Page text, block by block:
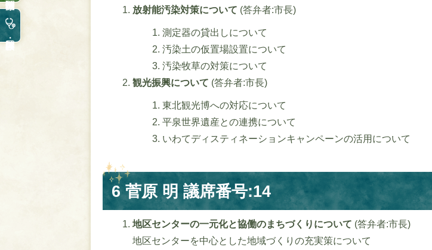
放射能汚染対策について (答弁者:市長)
測定器の貸出しについて
汚染土の仮置場設置について
汚染牧草の対策について
観光振興について (答弁者:市長)
東北観光博への対応について
平泉世界遺産との連携について
いわてディスティネーションキャンペーンの活用について
6 菅原 明 議席番号:14
地区センターの一元化と協働のまちづくりについて (答弁者:市長)
地区センターを中心とした地域づくりの充実策について